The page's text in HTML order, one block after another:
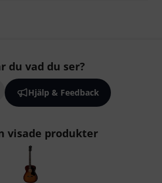
du vad du ser?
Hjälp & Feedback
visade produkter